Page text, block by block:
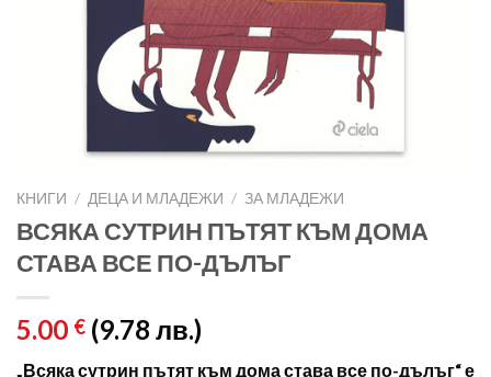
КНИГИ / ДЕЦА И МЛАДЕЖИ / ЗА МЛАДЕЖИ
ВСЯКА СУТРИН ПЪТЯТ КЪМ ДОМА
СТАВА ВСЕ ПО-ДЪЛЪГ
5.00 € (9.78 лв.)
„Всяка сутрин пътят към дома става все по-дълъг“ е